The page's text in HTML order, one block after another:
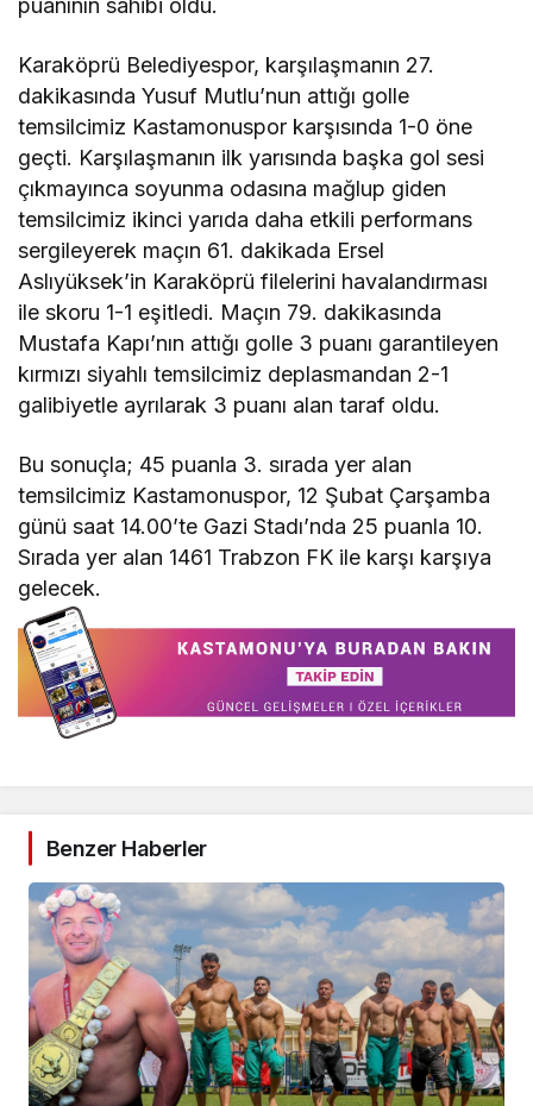
puanının sahibi oldu.
Karaköprü Belediyespor, karşılaşmanın 27.
dakikasında Yusuf Mutlu’nun attığı golle
temsilcimiz Kastamonuspor karşısında 1-0 öne
geçti. Karşılaşmanın ilk yarısında başka gol sesi
çıkmayınca soyunma odasına mağlup giden
temsilcimiz ikinci yarıda daha etkili performans
sergileyerek maçın 61. dakikada Ersel
Aslıyüksek’in Karaköprü filelerini havalandırması
ile skoru 1-1 eşitledi. Maçın 79. dakikasında
Mustafa Kapı’nın attığı golle 3 puanı garantileyen
kırmızı siyahlı temsilcimiz deplasmandan 2-1
galibiyetle ayrılarak 3 puanı alan taraf oldu.
Bu sonuçla; 45 puanla 3. sırada yer alan
temsilcimiz Kastamonuspor, 12 Şubat Çarşamba
günü saat 14.00’te Gazi Stadı’nda 25 puanla 10.
Sırada yer alan 1461 Trabzon FK ile karşı karşıya
gelecek.
Benzer Haberler